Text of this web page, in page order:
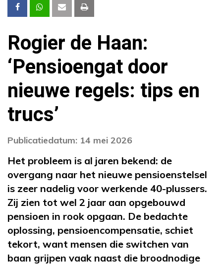
Rogier de Haan:
‘Pensioengat door
nieuwe regels: tips en
trucs’
Publicatiedatum: 14 mei 2026
Het probleem is al jaren bekend: de
overgang naar het nieuwe pensioenstelsel
is zeer nadelig voor werkende 40-plussers.
Zij zien tot wel 2 jaar aan opgebouwd
pensioen in rook opgaan. De bedachte
oplossing, pensioencompensatie, schiet
tekort, want mensen die switchen van
baan grijpen vaak naast die broodnodige